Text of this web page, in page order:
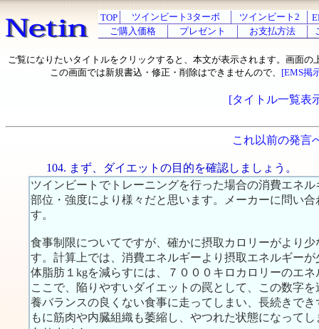
TOP ツインビート3ターボ ツインビート2
ご購入価格
プレゼント お支払方法
ご覧になりたいタイトルをクリックすると、本文が表示されます。画面の
この画面では新規書込・修正・削除はできませんので、 [EMS掲
[タイトル一覧表
これ以前の発言
104. まず、ダイエットの目的を確認しましょう。
ツインビートでトレーニングを行った場合の消費エネ
部位・強度により様々だと思います。メーカーに問い
す。
食事制限についてですが、確かに摂取カロリーがより
す。計算上では、消費エネルギーより摂取エネルギー
体脂肪１kgを減らすには、７０００キロカロリーのエ
ここで、陥りやすいダイエットの罠として、この数字
養バランスの良くない食事に走ってしまい、長続きで
もに筋肉や内臓組織も萎縮し、やつれた状態になって